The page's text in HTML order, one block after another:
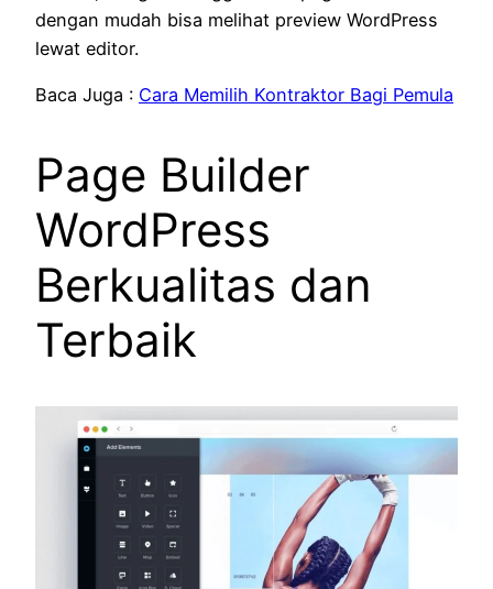
dengan mudah bisa melihat preview WordPress
lewat editor.
Baca Juga : Cara Memilih Kontraktor Bagi Pemula
Page Builder
WordPress
Berkualitas dan
Terbaik